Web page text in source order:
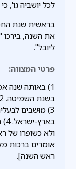
לכל יושביה גו',
בראשית שנת
את השנה, בירכו
ליובל".
פרטי המצווה:
1) באותה שנה
3) מוּשבים
ולא כשופרו של
אומרים ברכות
ראש השנה].